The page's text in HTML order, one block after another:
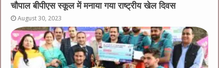
चौपाल बीपीएस स्कूल में मनाया गया राष्ट्रीय खेल दिवस
August 30, 2023